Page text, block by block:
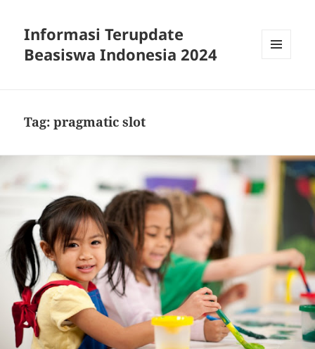
Informasi Terupdate
Beasiswa Indonesia 2024
Tag:pragmatic slot